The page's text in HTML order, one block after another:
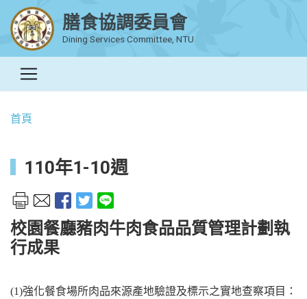
膳食協調委員會
Dining Services Committee, NTU
首頁
110年1-10週
校園餐廳豬肉牛肉食品品質管理計劃執
行成果
(1)強化餐食場所肉品來源產地驗證及標示之實地查察項目：